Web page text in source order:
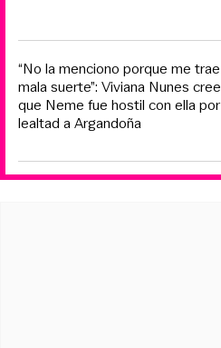
“No la menciono porque me trae
mala suerte”: Viviana Nunes cree
que Neme fue hostil con ella por
lealtad a Argandoña